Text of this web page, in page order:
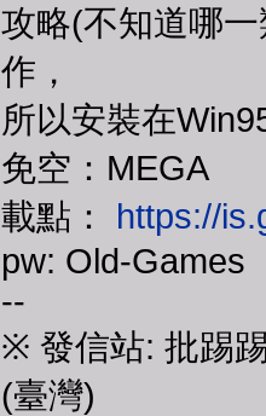
攻略(不知道哪
作，
所以安裝在
免空：MEGA
載點： https://
pw: Old-Games
--
※ 發信站: 批踢
(臺灣)